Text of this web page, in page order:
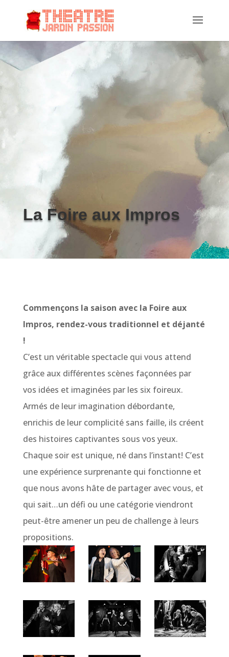
La Foire aux Impros
Commençons la saison avec la Foire aux
Impros, rendez-vous traditionnel et déjanté
!
C’est un véritable spectacle qui vous attend
grâce aux différentes scènes façonnées par
vos idées et imaginées par les six foireux.
Armés de leur imagination débordante,
enrichis de leur complicité sans faille, ils créent
des histoires captivantes sous vos yeux.
Chaque soir est unique, né dans l’instant! C’est
une expérience surprenante qui fonctionne et
que nous avons hâte de partager avec vous, et
qui sait…un défi ou une catégorie viendront
peut-être amener un peu de challenge à leurs
propositions.